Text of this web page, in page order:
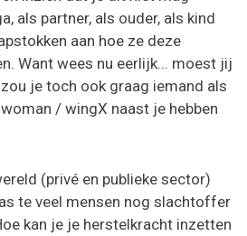
als partner, als ouder, als kind
aan hoe ze deze
Want wees nu eerlijk... moest jij
je toch ook graag iemand als
/ wingX naast je hebben
(privé en publieke sector)
te veel mensen nog slachtoffer
kan je je herstelkracht inzetten